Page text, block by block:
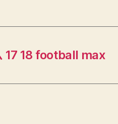
17 18 football max